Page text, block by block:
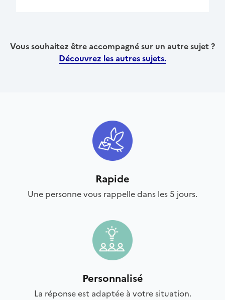
Vous souhaitez être accompagné sur un autre sujet ?
Découvrez les autres sujets.
Rapide
Une personne vous rappelle dans les 5 jours.
Personnalisé
La réponse est adaptée à votre situation.